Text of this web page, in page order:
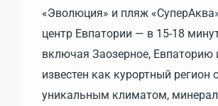
«Эволюция» и пляж
центр Евпатории — в 15-18
включая Заозерное, Евпаторию
известен как курортный регион с
уникальным климатом,